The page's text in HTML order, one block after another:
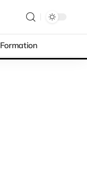
Formation